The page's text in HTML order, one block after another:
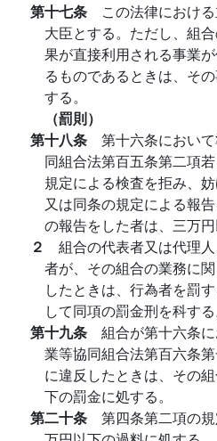
第十七条 この法律におけ
大臣とする。ただし、組
果が直接利用される事業
るものであるときは、そ
する。
（罰則）
第十八条 第十六条におい
同組合法第百五条第二項
規定による検査を拒み、妨
又は同条の規定による報
の報告をした者は、三万円
２ 組合の代表者又は代理
者が、その組合の業務に
したときは、行為者を罰
して同項の罰金刑を科する
第十九条 組合が第十六条
業等協同組合法第百六条
に違反したときは、その
下の罰金に処する。
第二十条 第四条第二項の